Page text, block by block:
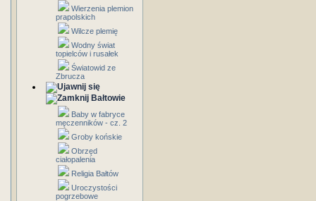
Wierzenia plemion
prapolskich
Wilcze plemię
Wodny świat
topielców i rusałek
Światowid ze
Zbrucza
Bałtowie
Baby w fabryce
męczenników - cz. 2
Groby końskie
Obrzęd
ciałopalenia
Religia Bałtów
Uroczystości
pogrzebowe